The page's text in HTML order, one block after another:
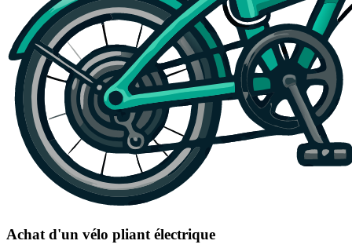
Achat d'un vélo pliant électrique